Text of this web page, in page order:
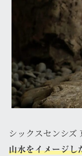
シックスセンシズ
山水をイメージし